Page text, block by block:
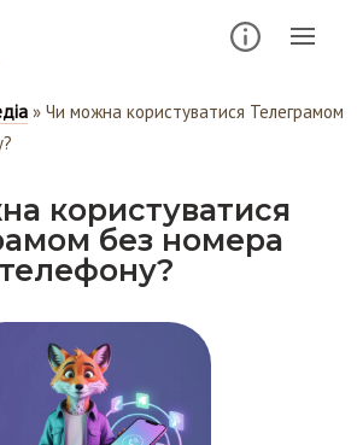
» Чи можна користуватися Телеграмом
користуватися
без номера
телефону?